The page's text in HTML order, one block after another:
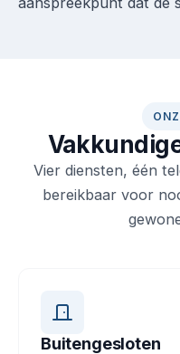
Vier diensten, één
bereikbaar voor
Buitengesloten